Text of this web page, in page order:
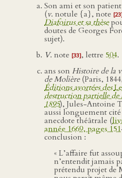
Son ami et son patient
(v. notule {a}, note
Diafoirus et sa thèse
doutes de Georges
sujet).
V. note [33], lettre 504.
ans son Histoire de la
de Molière(Paris,
Éditions avortées des
destruction partielle de
1895), Jules-Antoine
aussi longuement
anecdote théâtrale (
année 1669, pages 151
conclusion :
« L’affaire fut
n’entendit jamais
prétendu projet de